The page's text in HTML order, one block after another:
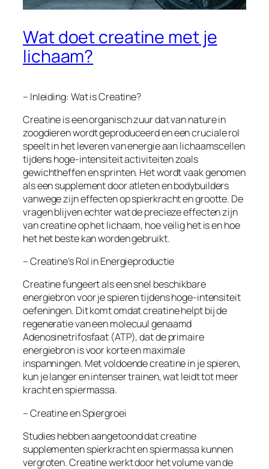
Wat doet creatine met je
lichaam?
– Inleiding: Wat is Creatine?
Creatine is een organisch zuur dat van nature in
zoogdieren wordt geproduceerd en een cruciale rol
speelt in het leveren van energie aan lichaamscellen
tijdens hoge-intensiteit activiteiten zoals
gewichtheffen en sprinten. Het wordt vaak genomen
als een supplement door atleten en bodybuilders
vanwege zijn effecten op spierkracht en grootte. De
vragen blijven echter wat de precieze effecten zijn
van creatine op het lichaam, hoe veilig het is en hoe
het het beste kan worden gebruikt.
– Creatine’s Rol in Energieproductie
Creatine fungeert als een snel beschikbare
energiebron voor je spieren tijdens hoge-intensiteit
oefeningen. Dit komt omdat creatine helpt bij de
regeneratie van een molecuul genaamd
Adenosinetrifosfaat (ATP), dat de primaire
energiebron is voor korte en maximale
inspanningen. Met voldoende creatine in je spieren,
kun je langer en intenser trainen, wat leidt tot meer
kracht en spiermassa.
– Creatine en Spiergroei
Studies hebben aangetoond dat creatine
supplementen spierkracht en spiermassa kunnen
vergroten. Creatine werkt door het volume van de